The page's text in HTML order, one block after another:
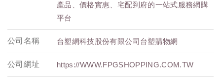
產品、價格實惠、宅配到府的一站式服務網購
平台
公司名稱 台塑網科技股份有限公司台塑購物網
公司網址 https://WWW.FPGSHOPPING.COM.TW